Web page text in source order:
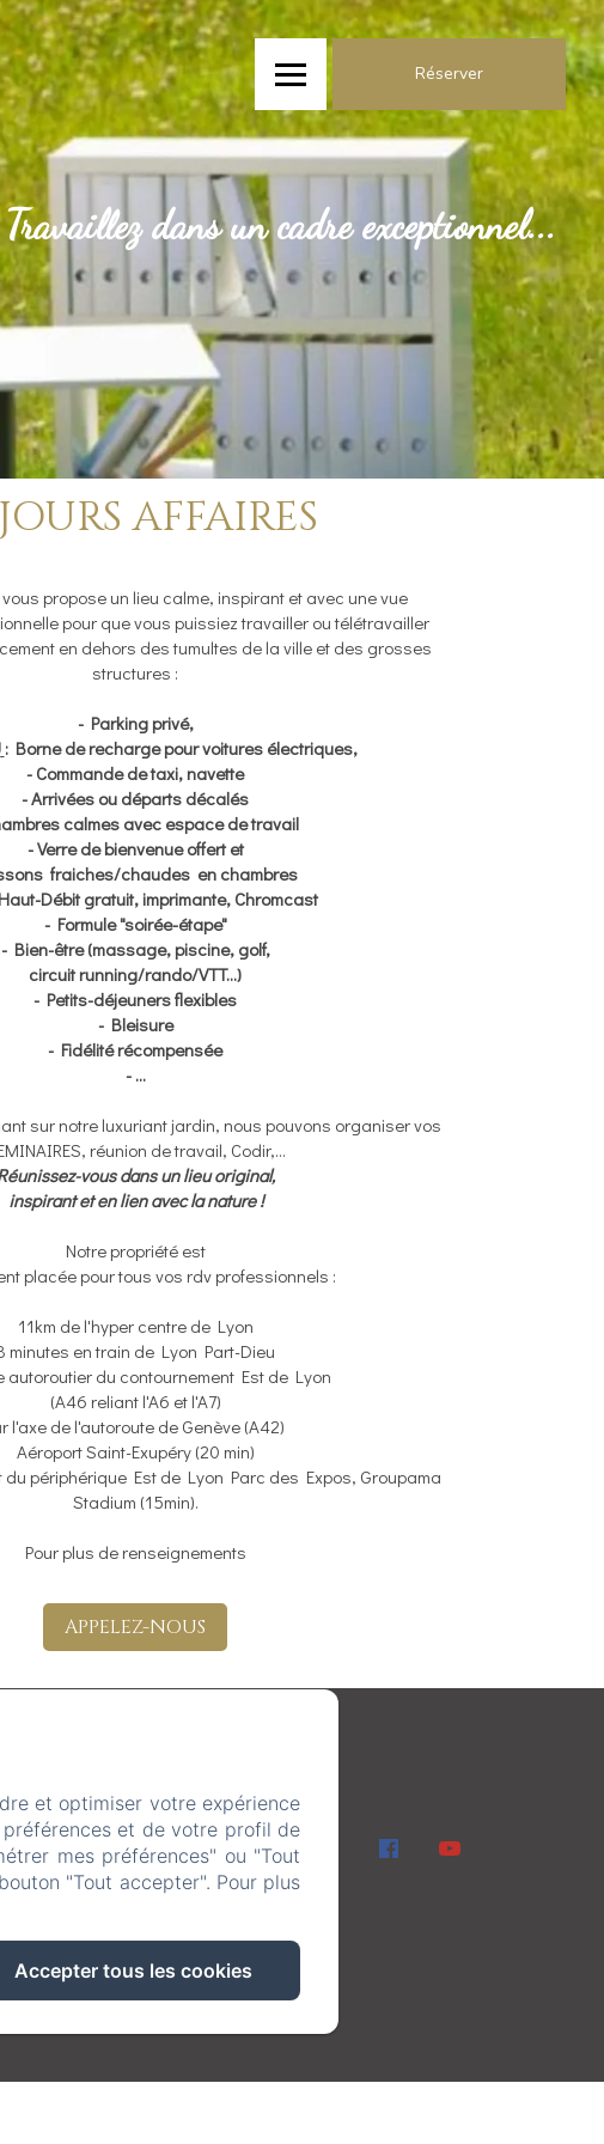
Réserver
Travaillez dans un cadre exceptionnel...
AFFAIRES
propose un lieu calme, inspirant et avec une vue
pour que vous puissiez travailler ou télétravailler
en dehors des tumultes de la ville et des grosses
structures :
- Parking privé,
: Borne de recharge pour voitures électriques,
- Commande de taxi, navette
- Arrivées ou départs décalés
calmes avec espace de travail
- Verre de bienvenue offert et
fraiches/chaudes en chambres
Débit gratuit, imprimante, Chromcast
- Formule "soirée-étape"
- Bien-être (massage, piscine, golf,
circuit running/rando/VTT...)
- Petits-déjeuners flexibles
- Bleisure
- Fidélité récompensée
- ...
sur notre luxuriant jardin, nous pouvons organiser vos
réunion de travail, Codir,...
vous dans un lieu original,
inspirant et en lien avec la nature !
Notre propriété est
placée pour tous vos rdv professionnels :
11km de l'hyper centre de Lyon
minutes en train de Lyon Part-Dieu
autoroutier du contournement Est de Lyon
(A46 reliant l'A6 et l'A7)
l'axe de l'autoroute de Genève (A42)
Aéroport Saint-Exupéry (20 min)
du périphérique Est de Lyon Parc des Expos, Groupama
Stadium (15min).
Pour plus de renseignements
APPELEZ-NOUS
et optimiser votre expérience
et de votre profil de
mes préférences" ou "Tout
"Tout accepter". Pour plus
Accepter tous les cookies